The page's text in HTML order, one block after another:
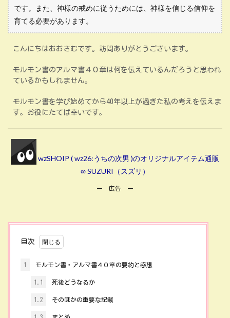
です。また、神様の戒めに従うためには、神様を信じる信仰を
育てる必要があります。
こんにちはおおさむです。訪問ありがとうございます。
モルモン書のアルマ書４０章は何を伝えているんだろうと思われ
ているかもしれません。
モルモン書を学び始めてから40年以上が過ぎた私の考えを伝えま
す。お役にたてば幸いです。
wzSHOIP ( wz26:うちの次男 )のオリジナルアイテム通販
∞ SUZURI（スズリ）
ー 広告 ー
目次
1 モルモン書・アルマ書４０章の要約と感想
1.1 死後どうなるか
1.2 そのほかの重要な記載